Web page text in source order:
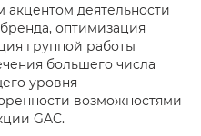
деятельности
оптимизация
группой работы
большего числа
уровня
возможностями
GAC.